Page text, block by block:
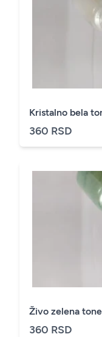
Kristalno bela
360 RSD
Živo zelena
360 RSD